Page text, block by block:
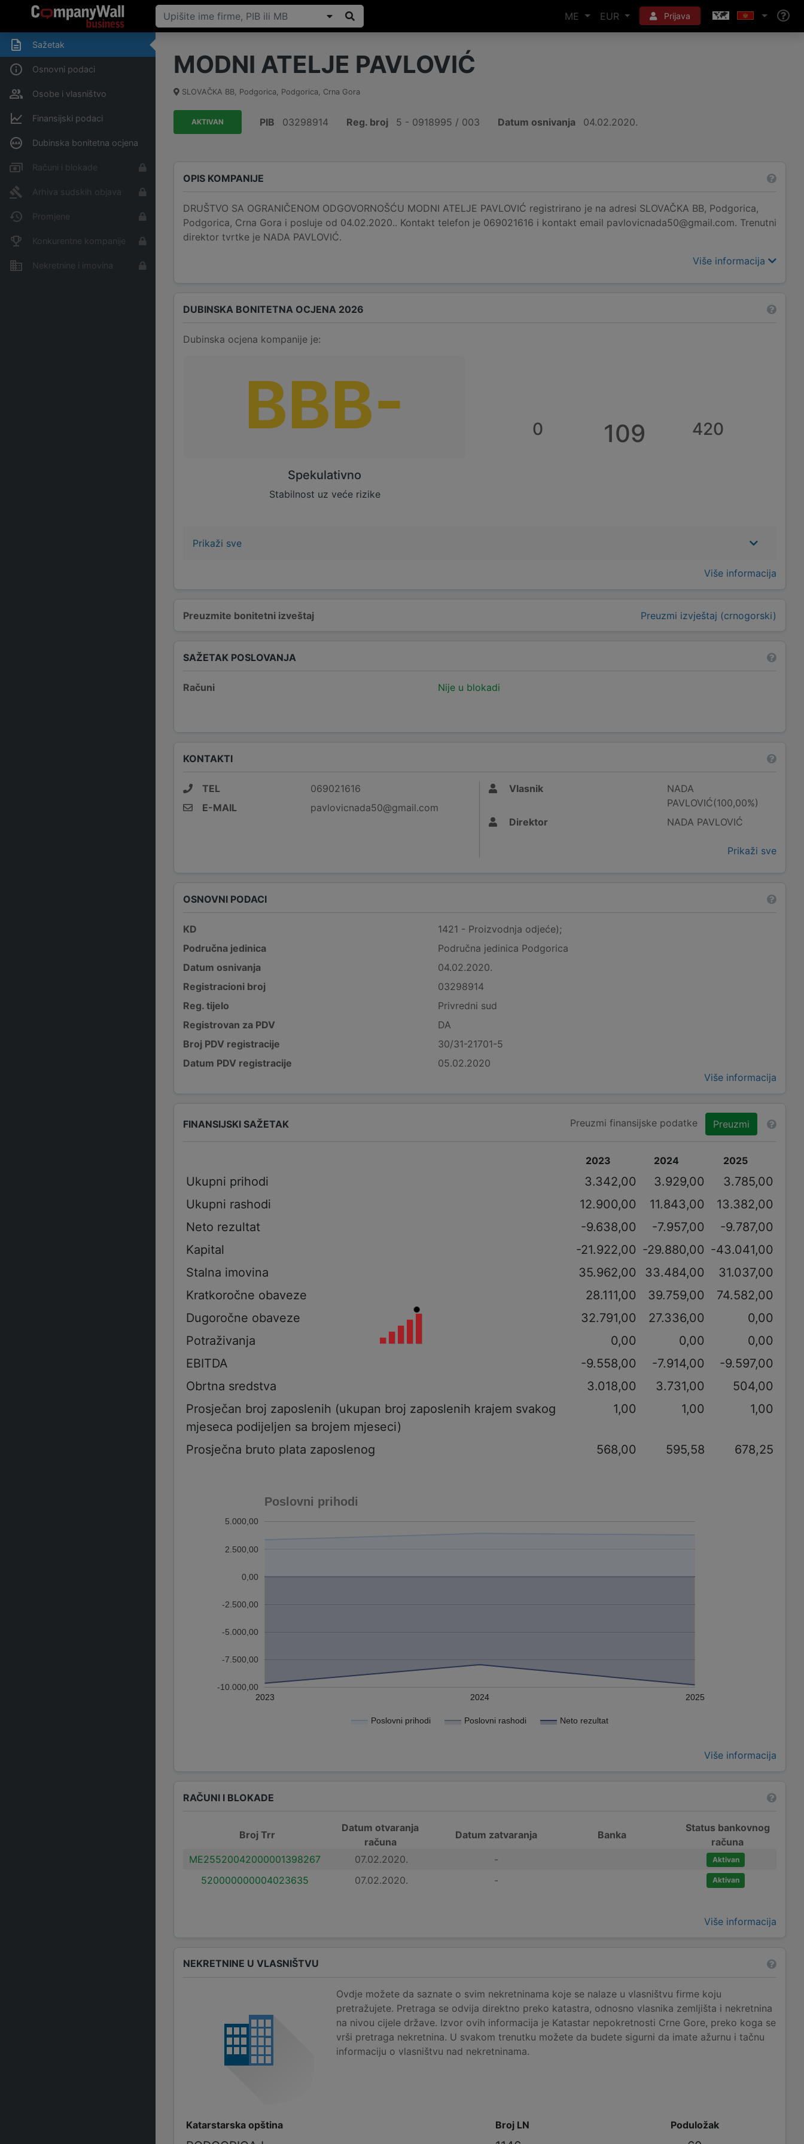
ME EUR Prijava
Sažetak
Osnovni podaci
Osobe i vlasništvo
Finansijski podaci
Dubinska bonitetna ocjena
Računi i blokade
Arhiva sudskih objava
Promjene
Konkurentne kompanije
Nekretnine i imovina
MODNI ATELJE PAVLOVIĆ
SLOVAČKA BB, Podgorica, Podgorica, Crna Gora
AKTIVAN PIB 03298914 Reg. broj 5 - 0918995 / 003 Datum osnivanja 04.02.2020.
OPIS KOMPANIJE
DRUŠTVO SA OGRANIČENOM ODGOVORNOŠĆU MODNI ATELJE PAVLOVIĆ registrirano je na adresi SLOVAČKA BB, Podgorica,
Podgorica, Crna Gora i posluje od 04.02.2020.. Kontakt telefon je 069021616 i kontakt email pavlovicnada50@gmail.com. Trenutni
direktor tvrtke je NADA PAVLOVIĆ.
Više informacija
Preuzmite bonitetni izveštaj Preuzmi izvještaj (crnogorski)
DUBINSKA BONITETNA OCJENA 2026
Dubinska ocjena kompanije je:
BBB-
Spekulativno
Stabilnost uz veće rizike
0 109 420
Prikaži sve
Više informacija
SAŽETAK POSLOVANJA
Računi Nije u blokadi
KONTAKTI
TEL
069021616
E-MAIL
pavlovicnada50@gmail.com
Vlasnik
NADA
PAVLOVIĆ(100,00%)
Direktor
NADA PAVLOVIĆ
Prikaži sve
OSNOVNI PODACI
KD
1421 - Proizvodnja odjeće);
Područna jedinica
Područna jedinica Podgorica
Datum osnivanja
04.02.2020.
Registracioni broj
03298914
Reg. tijelo
Privredni sud
Registrovan za PDV
DA
Broj PDV registracije
30/31-21701-5
Datum PDV registracije
05.02.2020
Više informacija
FINANSIJSKI SAŽETAK Preuzmi finansijske podatke Preuzmi
2023 2024 2025
Ukupni prihodi 3.342,00 3.929,00
3.785,00
Ukupni rashodi
12.900,00 11.843,00
13.382,00
Neto rezultat
-9.638,00 -7.957,00
-9.787,00
Kapital
-21.922,00 -29.880,00 -43.041,00
Stalna imovina
35.962,00 33.484,00
31.037,00
Kratkoročne obaveze
28.111,00 39.759,00
74.582,00
Dugoročne obaveze
32.791,00 27.336,00
0,00
Potraživanja
0,00 0,00
0,00
EBITDA
-9.558,00 -7.914,00
-9.597,00
Obrtna sredstva
3.018,00 3.731,00
504,00
Prosječan broj zaposlenih (ukupan broj zaposlenih krajem svakog
mjeseca podijeljen sa brojem mjeseci)
1,00 1,00 1,00
Prosječna bruto plata zaposlenog 568,00 595,58 678,25
Poslovni prihodi
Poslovni prihodi Poslovni rashodi Neto rezultat
2023 2024 2025
-10.000,00
-7.500,00
-5.000,00
-2.500,00
0,00
2.500,00
5.000,00
Više informacija
RAČUNI I BLOKADE
Broj Trr
Datum otvaranja
računa
Datum zatvaranja Banka
Status bankovnog
računa
ME25520042000001398267
07.02.2020. - Aktivan
520000000004023635 07.02.2020. - Aktivan
Više informacija
NEKRETNINE U VLASNIŠTVU
Ovdje možete da saznate o svim nekretninama koje se nalaze u vlasništvu firme koju
pretražujete. Pretraga se odvija direktno preko katastra, odnosno vlasnika zemljišta i nekretnina
na nivou cijele države. Izvor ovih informacija je Katastar nepokretnosti Crne Gore, preko koga se
vrši pretraga nekretnina. U svakom trenutku možete da budete sigurni da imate ažurnu i tačnu
informaciju o vlasništvu nad nekretninama.
Katarstarska opština Broj LN Poduložak